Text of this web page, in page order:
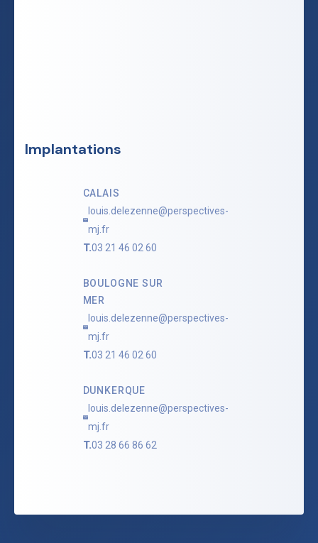
Implantations
CALAIS
louis.delezenne@perspectives-
mj.fr
T.03 21 46 02 60
BOULOGNE SUR
MER
louis.delezenne@perspectives-
mj.fr
T.03 21 46 02 60
DUNKERQUE
louis.delezenne@perspectives-
mj.fr
T.03 28 66 86 62